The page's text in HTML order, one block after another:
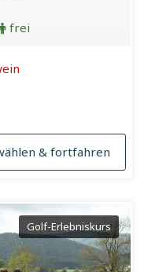
frei
& fortfahren
Golf-Erlebniskurs